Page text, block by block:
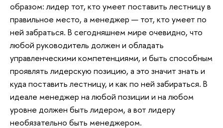
образом: лидер тот, кто умеет поставить лестницу в
правильное место, а менеджер — тот, кто умеет по
ней забраться. В сегодняшнем мире очевидно, что
любой руководитель должен и обладать
управленческими компетенциями, и быть способным
проявлять лидерскую позицию, а это значит знать и
куда поставить лестницу, и как по ней забираться. В
идеале менеджер на любой позиции и на любом
уровне должен быть лидером, а вот лидеру
необязательно быть менеджером.